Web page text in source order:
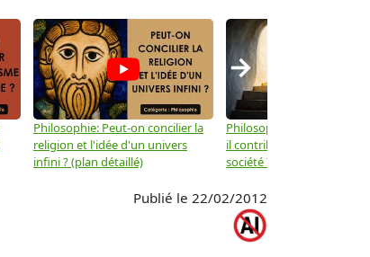
Philosophie: Peut-on concilier la
religion et l'idée d'un univers
infini ? (plan détaillé)
Philosophie: Le
il contribuer au progrès de
société ? (plan détaillé)
→
Publié le 22/02/2012